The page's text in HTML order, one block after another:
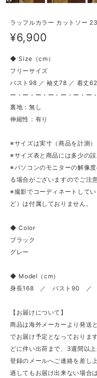
ラッフルカラー カットソー
¥6,900
◆ Size（cm）
フリーサイズ
バスト98 ／ 袖丈78 ／ 着丈62
ー・ー・ー・ー・ー・ー・ー
裏地：無し
伸縮性：有り
※サイズは実寸（商品を計測）
※サイズ表と商品には多少の
※パソコンのモニターの解像
る場合がございますのでご注
※撮影でコーディネートして
ど）は付属しておりません。
◆ Color
ブラック
グレー
◆ Model（cm）
身長168 ／ バスト90 ／
【お届けについて】
商品は海外メーカーより発送
でお届け予定となっておりま
どに伴い出荷まで、3週間以
登録のメールへご連絡を差し
過してもお届け出来ない場合